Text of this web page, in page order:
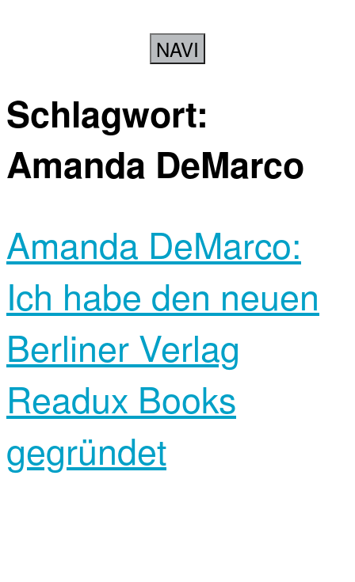
NAVI
Schlagwort:
Amanda DeMarco
Amanda DeMarco:
Ich habe den neuen
Berliner Verlag
Readux Books
gegründet